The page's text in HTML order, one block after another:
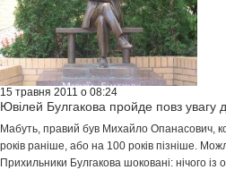
15 травня 2011 о 08:24
Ювілей Булгакова пройде повз увагу
Мабуть, правий був Михайло Опанасович,
років раніше, або на 100 років пізніше.
Прихильники Булгакова шоковані: нічого із